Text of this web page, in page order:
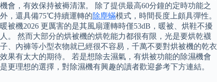
機會，有效保持被褥清潔。 除了提供最高60分鐘的定時功能之
外，還具備75℃持續運轉的除塵蟎模式，時間長度上頗具彈性。
暖被機2026 更厲害的是其風扇運轉時僅53dB，暖被、烘鞋不擾
人。 然而大部分的烘被機的烘乾能力都很有限，光是要烘乾襪
子、內褲等小型衣物就已經很不容易，千萬不要對烘被機的乾衣
效果有太大的期待。 若是想除去濕氣，有烘被功能的除濕機會
是更理想的選擇，對除濕機有興趣的讀者歡迎參考下方連結。